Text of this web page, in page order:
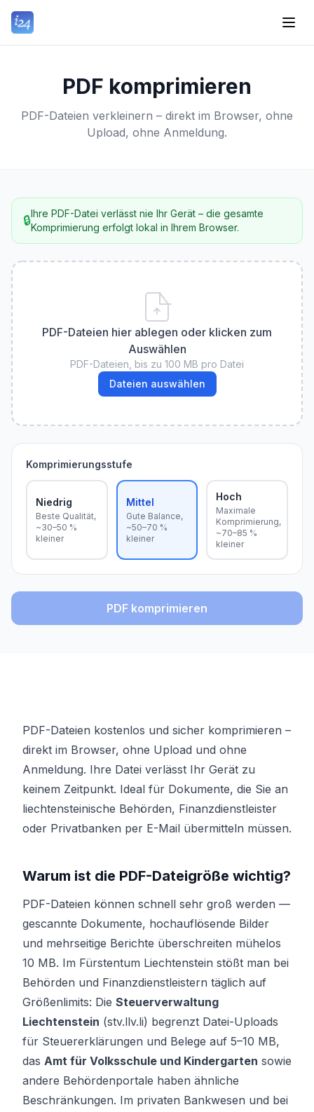
PDF komprimieren
PDF-Dateien verkleinern – direkt im Browser, ohne
Upload, ohne Anmeldung.
🔒Ihre PDF-Datei verlässt nie Ihr Gerät – die gesamte
Komprimierung erfolgt lokal in Ihrem Browser.
PDF-Dateien hier ablegen oder klicken zum
Auswählen
PDF-Dateien, bis zu 100 MB pro Datei
Dateien auswählen
Komprimierungsstufe
Niedrig
Beste Qualität,
~30–50 %
kleiner
Mittel
Gute Balance,
~50–70 %
kleiner
Hoch
Maximale
Komprimierung,
~70–85 %
kleiner
PDF komprimieren
PDF-Dateien kostenlos und sicher komprimieren –
direkt im Browser, ohne Upload und ohne
Anmeldung. Ihre Datei verlässt Ihr Gerät zu
keinem Zeitpunkt. Ideal für Dokumente, die Sie an
liechtensteinische Behörden, Finanzdienstleister
oder Privatbanken per E-Mail übermitteln müssen.
Warum ist die PDF-Dateigröße wichtig?
PDF-Dateien können schnell sehr groß werden —
gescannte Dokumente, hochauflösende Bilder
und mehrseitige Berichte überschreiten mühelos
10 MB. Im Fürstentum Liechtenstein stößt man bei
Behörden und Finanzdienstleistern täglich auf
Größenlimits: Die Steuerverwaltung
Liechtenstein (stv.llv.li) begrenzt Datei-Uploads
für Steuererklärungen und Belege auf 5–10 MB,
das Amt für Volksschule und Kindergarten sowie
andere Behördenportale haben ähnliche
Beschränkungen. Im privaten Bankwesen und bei